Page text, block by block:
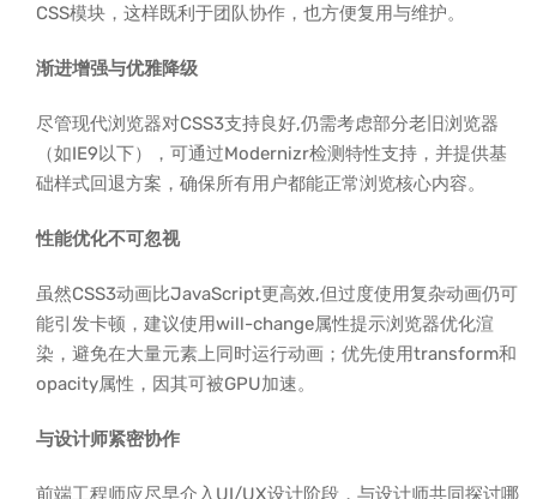
CSS模块，这样既利于团队协作，也方便复用与维护。
渐进增强与优雅降级
尽管现代浏览器对CSS3支持良好,仍需考虑部分老旧浏览器
（如IE9以下），可通过Modernizr检测特性支持，并提供基
础样式回退方案，确保所有用户都能正常浏览核心内容。
性能优化不可忽视
虽然CSS3动画比JavaScript更高效,但过度使用复杂动画仍可
能引发卡顿，建议使用will-change属性提示浏览器优化渲
染，避免在大量元素上同时运行动画；优先使用transform和
opacity属性，因其可被GPU加速。
与设计师紧密协作
前端工程师应尽早介入UI/UX设计阶段，与设计师共同探讨哪